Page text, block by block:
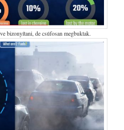
bizonyítani, de csúfosan megbuktak.